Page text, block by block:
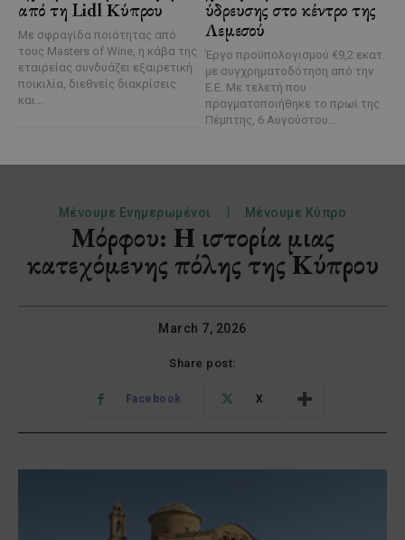
από τη Lidl Κύπρου
Με σφραγίδα ποιότητας από
τους Masters of Wine, η κάβα της
εταιρείας συνδυάζει εξαιρετική
ποικιλία, διεθνείς διακρίσεις
και...
ύδρευσης στο κέντρο της
Λεμεσού
Έργο προϋπολογισμού €9,2 εκατ.
με συγχρηματοδότηση από την
Ε.Ε. Με τελετή που
πραγματοποιήθηκε το πρωί της
Πέμπτης, 6 Αυγούστου...